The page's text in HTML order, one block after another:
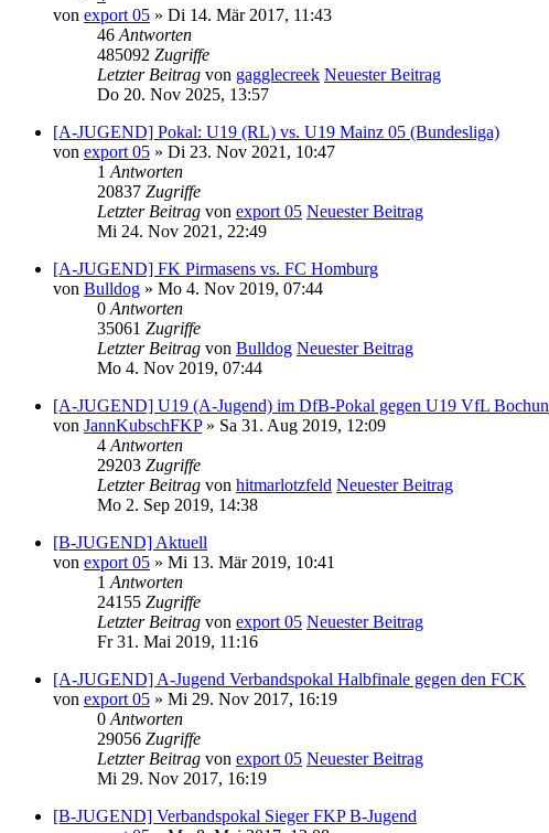
von export 05 » Di 14. Mär 2017, 11:43
46 Antworten
485092 Zugriffe
Letzter Beitrag von gagglecreek Neuester Beitrag
Do 20. Nov 2025, 13:57
[A-JUGEND] Pokal: U19 (RL) vs. U19 Mainz 05 (Bundesliga)
von export 05 » Di 23. Nov 2021, 10:47
1 Antworten
20837 Zugriffe
Letzter Beitrag von export 05 Neuester Beitrag
Mi 24. Nov 2021, 22:49
[A-JUGEND] FK Pirmasens vs. FC Homburg
von Bulldog » Mo 4. Nov 2019, 07:44
0 Antworten
35061 Zugriffe
Letzter Beitrag von Bulldog Neuester Beitrag
Mo 4. Nov 2019, 07:44
[A-JUGEND] U19 (A-Jugend) im DfB-Pokal gegen U19 VfL Bochun
von JannKubschFKP» Sa 31. Aug 2019, 12:09
4 Antworten
29203 Zugriffe
Letzter Beitrag von hitmarlotzfeld Neuester Beitrag
Mo 2. Sep 2019, 14:38
[B-JUGEND] Aktuell
von export 05 » Mi 13. Mär 2019, 10:41
1 Antworten
24155 Zugriffe
Letzter Beitrag von export 05 Neuester Beitrag
Fr 31. Mai 2019, 11:16
[A-JUGEND] A-Jugend Verbandspokal Halbfinale gegen den FCK
von export 05 » Mi 29. Nov 2017, 16:19
0 Antworten
29056 Zugriffe
Letzter Beitrag von export 05 Neuester Beitrag
Mi 29. Nov 2017, 16:19
[B-JUGEND] Verbandspokal Sieger FKP B-Jugend